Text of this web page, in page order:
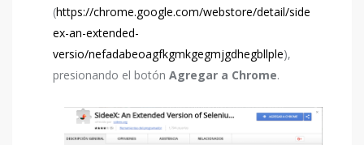
(https://chrome.google.com/webstore/detail/side
ex-an-extended-
versio/nefadabeoagfkgmkgegmjgdhegbllple),
presionando el botón Agregar a Chrome.